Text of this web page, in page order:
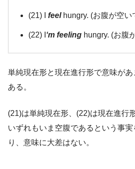
(21) I feelhungry. (お腹が空い
(22) I ‘m feeling hungry. (お腹
単純現在形と現在進行形で意味が
ある。
(21)は単純現在形、(22)は現在進行
いずれもいま空腹であるという事
り、意味に大差はない。